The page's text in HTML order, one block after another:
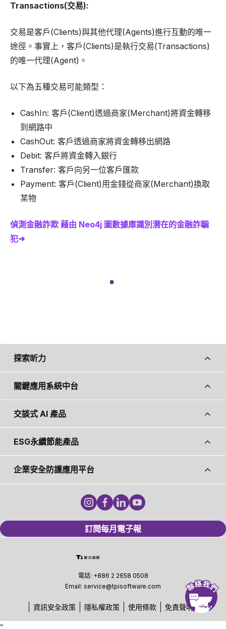
Transactions(交易):
交易是客戶(Clients)與其他代理(Agents)進行互動的唯一
途徑。事實上，客戶(Clients)是執行交易(Transactions)
的唯一代理(Agent)。
以下為五種交易可能類型：
CashIn: 客戶(Client)透過商家(Merchant)將資金轉移
到網路中
CashOut: 客戶透過商家將資金轉移出網路
Debit: 客戶將資金轉入銀行
Transfer: 客戶向另一位客戶匯款
Payment: 客戶(Client)用金錢從商家(Merchant)換取
某物
偵測金融詐欺 藉由 Neo4j 圖數據庫識別潛在的金融詐騙
犯➜
探索昕力
關鍵應用系統中台
交談式 AI 產品
ESG永續節能產品
企業安全防護應用平台
訂閱每月電子報
電話: +886 2 2658 0508
Email: service@tpisoftware.com
資訊安全政策 隱私權政策 使用條款 免責聲明